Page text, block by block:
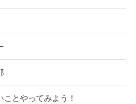
とやってみよう！